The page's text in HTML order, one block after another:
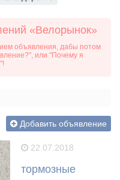
«Велорынок»
объявления, дабы потом
или "Почему я
Добавить объявление
22.07.2018
1432
тормозные